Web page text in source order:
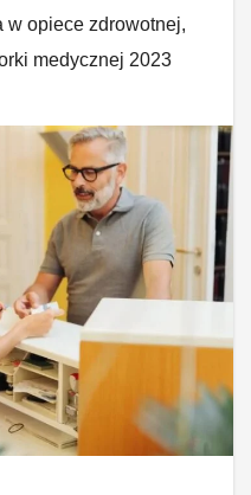
w opiece zdrowotnej,
medycznej 2023